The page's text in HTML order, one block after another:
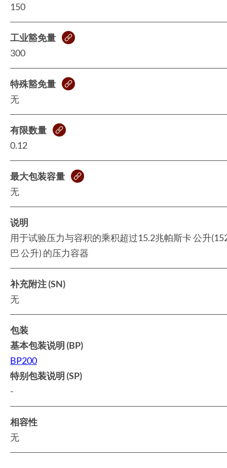
150
工业豁免量
300
特殊豁免量
无
有限数量
0.12
最大包装容量
无
说明
用于试验压力与容积的乘积超过15.2兆帕斯卡 公升
巴 公升) 的压力容器
补充附注 (SN)
无
包装
基本包装说明 (BP)
BP200
特别包装说明 (SP)
-
相容性
无